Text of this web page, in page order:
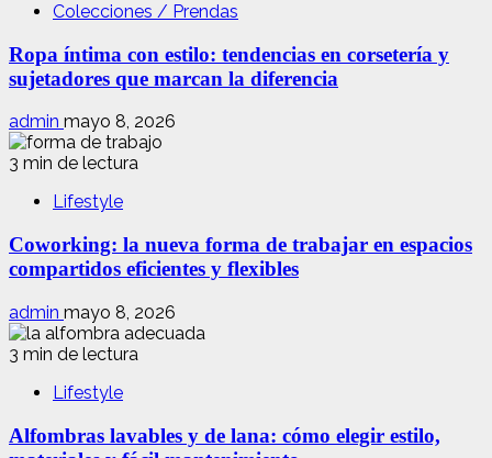
Colecciones / Prendas
Ropa íntima con estilo: tendencias en corsetería y
sujetadores que marcan la diferencia
admin mayo 8, 2026
3 min de lectura
Lifestyle
Coworking: la nueva forma de trabajar en espacios
compartidos eficientes y flexibles
admin mayo 8, 2026
3 min de lectura
Lifestyle
Alfombras lavables y de lana: cómo elegir estilo,